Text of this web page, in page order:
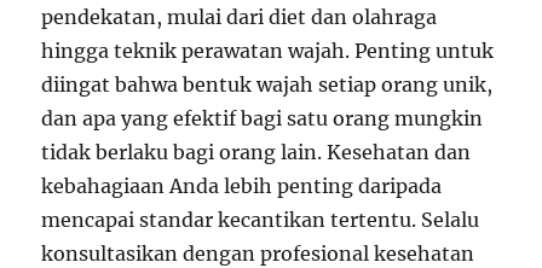
pendekatan, mulai dari diet dan olahraga
hingga teknik perawatan wajah. Penting untuk
diingat bahwa bentuk wajah setiap orang unik,
dan apa yang efektif bagi satu orang mungkin
tidak berlaku bagi orang lain. Kesehatan dan
kebahagiaan Anda lebih penting daripada
mencapai standar kecantikan tertentu. Selalu
konsultasikan dengan profesional kesehatan